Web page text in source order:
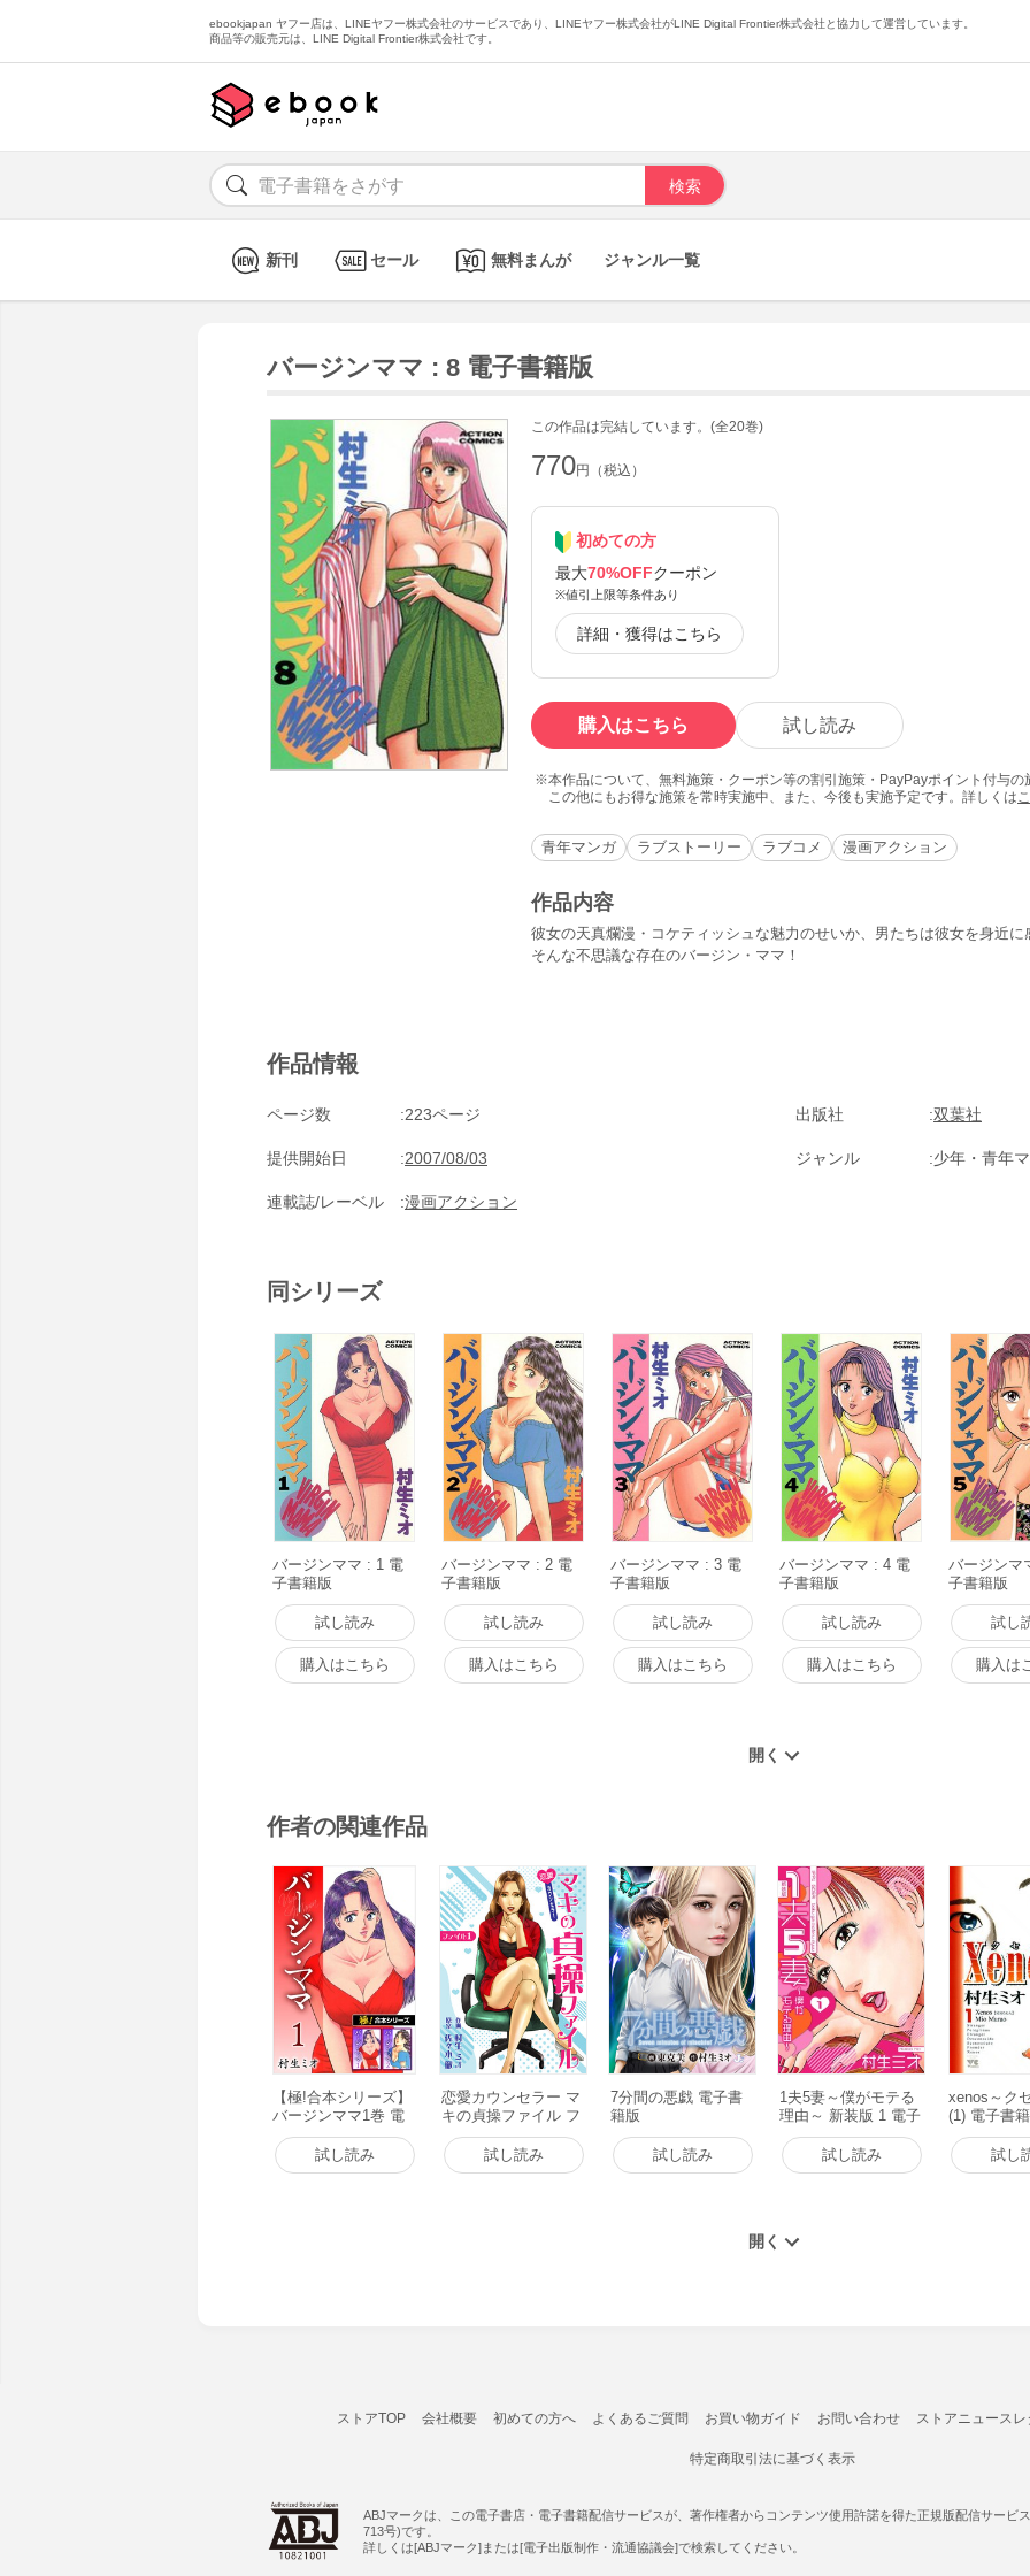
ebookjapan ヤフー店は、LINEヤフー株式会社のサービスであり、LINEヤフー株式会社がLINE Digital Frontier株式会社と協力して運営しています。
商品等の販売元は、LINE Digital Frontier株式会社です。
新刊 セール 無料まんが ジャンル一覧
バージンママ : 8 電子書籍版
この作品は完結しています。(全20巻)
770円（税込）
初めての方
最大70%OFFクーポン
※値引上限等条件あり
詳細・獲得はこちら
購入はこちら 試し読み
本作品について、無料施策・クーポン等の割引施策・PayPayポイント付与
この他にもお得な施策を常時実施中、また、今後も実施予定です。詳しくは
青年マンガ ラブストーリー ラブコメ 漫画アクション
作品内容
彼女の天真爛漫・コケティッシュな魅力のせいか、男たちは彼女を身近
そんな不思議な存在のバージン・ママ！
作品情報
ページ数 223ページ 出版社 双葉社
提供開始日 2007/08/03 ジャンル 少年・青年
連載誌/レーベル 漫画アクション
同シリーズ
バージンママ : 1 電
子書籍版
試し読み
購入はこちら
バージンママ : 2 電
子書籍版
試し読み
購入はこちら
バージンママ : 3 電
子書籍版
試し読み
購入はこちら
バージンママ : 4 電
子書籍版
試し読み
購入はこちら
バージンマ
子書籍版
試し
購入は
作者の関連作品
【極!合本シリーズ】
バージンママ1巻 電
子書籍版
試し読み
恋愛カウンセラー マ
キの貞操ファイル フ
ァイル1 電子書籍版
試し読み
7分間の悪戯 電子書
籍版
試し読み
1夫5妻～僕がモテる
理由～ 新装版 1 電子
書籍版
試し読み
xenos～ク
(1) 電子書
試し
ストアTOP 会社概要 初めての方へ よくあるご質問 お買い物ガイド お問い合わせ ストアニュースレ
特定商取引法に基づく表示
ABJマークは、この電子書店・電子書籍配信サービスが、著作権者からコンテンツ使用許諾を得た正規版配信サービ
713号)です。
詳しくは[ABJマーク]または[電子出版制作・流通協議会]で検索してください。